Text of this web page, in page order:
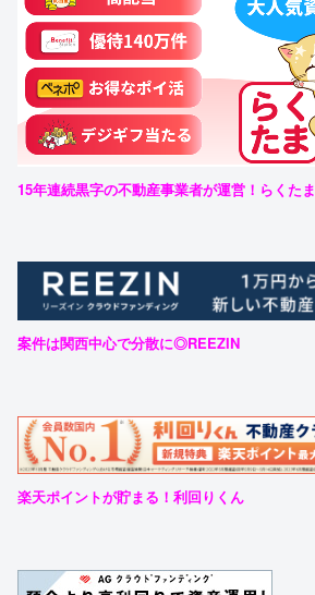
15年連続黒字の不動産事業者が運営！らくたま
案件は関西中心で分散に◎REEZIN
楽天ポイントが貯まる！利回りくん